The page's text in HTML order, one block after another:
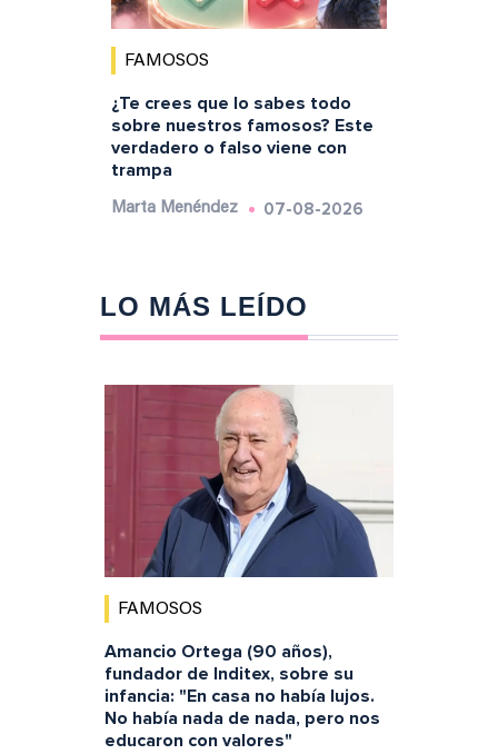
FAMOSOS
¿Te crees que lo sabes todo
sobre nuestros famosos? Este
verdadero o falso viene con
trampa
Marta Menéndez 07-08-2026
LO MÁS LEÍDO
FAMOSOS
Amancio Ortega (90 años),
fundador de Inditex, sobre su
infancia: "En casa no había lujos.
No había nada de nada, pero nos
educaron con valores"